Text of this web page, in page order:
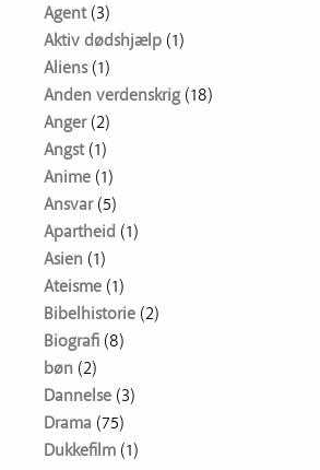
Agent(3)
Aktiv dødshjælp (1)
Aliens(1)
Anden verdenskrig (18)
Anger(2)
Angst(1)
Anime (1)
Ansvar(5)
Apartheid (1)
Asien (1)
Ateisme (1)
Bibelhistorie (2)
Biografi (8)
bøn (2)
Dannelse (3)
Drama (75)
Dukkefilm (1)